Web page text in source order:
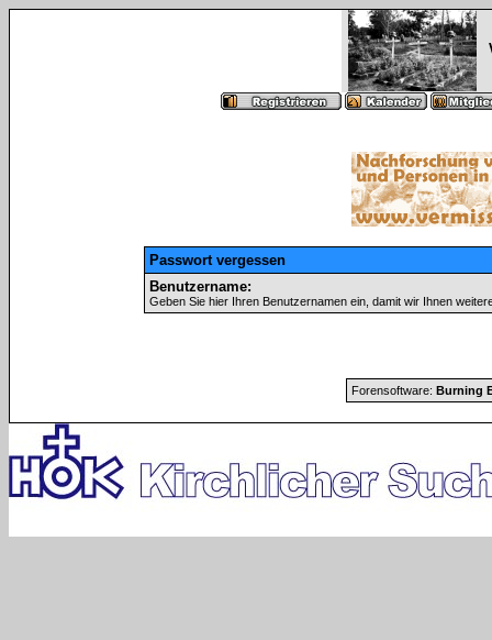
Passwort vergessen
Benutzername:
Geben Sie hier Ihren Benutzernamen ein, damit wir Ihnen
Forensoftware: Burning